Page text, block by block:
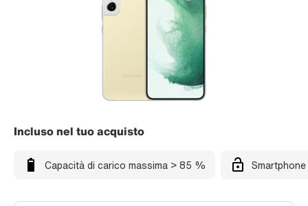
Incluso nel tuo acquisto
Capacità di carico massima > 85 %